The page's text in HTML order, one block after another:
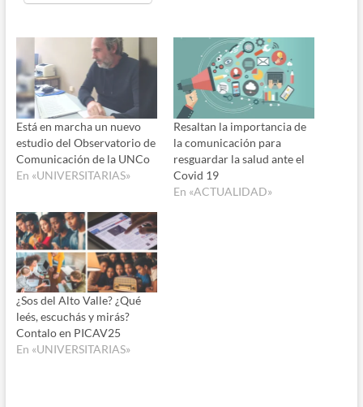
Está en marcha un nuevo
estudio del Observatorio de
Comunicación de la UNCo
En «UNIVERSITARIAS»
Resaltan la importancia de
la comunicación para
resguardar la salud ante el
Covid 19
En «ACTUALIDAD»
¿Sos del Alto Valle? ¿Qué
leés, escuchás y mirás?
Contalo en PICAV25
En «UNIVERSITARIAS»